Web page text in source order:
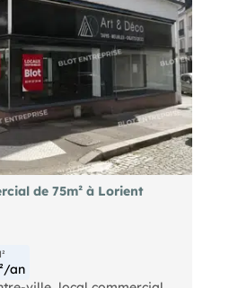
de 75m² à Lorient
an